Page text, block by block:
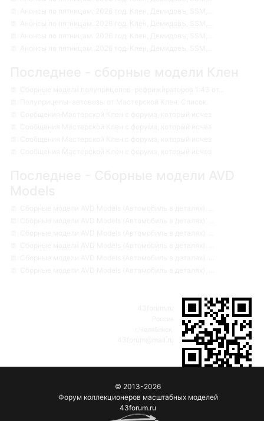
© 2013-2026
Форум коллекционеров масштабных моделей
43forum.ru